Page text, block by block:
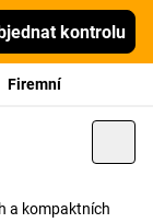
kontrolu
Firemní
a kompaktních